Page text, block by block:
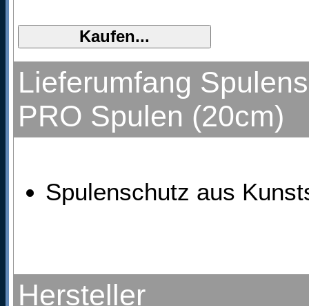
Lieferumfang
PRO Spulen (20cm)
Spulenschutz aus
Hersteller